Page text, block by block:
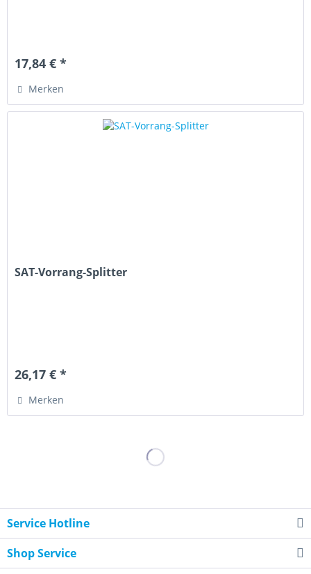
17,84 € *
Merken
SAT-Vorrang-Splitter
26,17 € *
Merken
Service Hotline
Shop Service